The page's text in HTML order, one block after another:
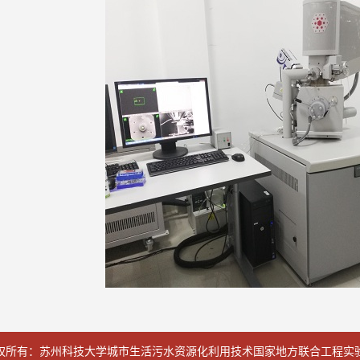
所有：苏州科技大学城市生活污水资源化利用技术国家地方联合工程实